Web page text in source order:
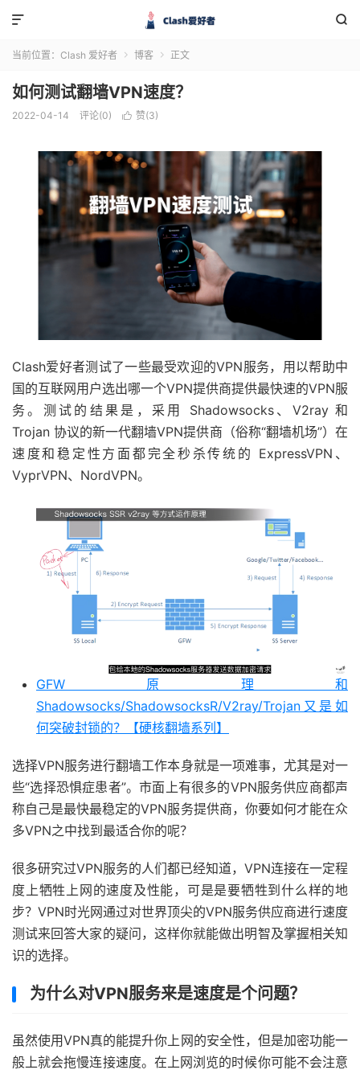


当前位置： Clash 爱好者  博客  正文
如何测试翻墙VPN速度？
2022-04-14 评论(0)  赞(3)
Clash爱好者测试了一些最受欢迎的VPN服务，用以帮助中
国的互联网用户选出哪一个VPN提供商提供最快速的VPN服
务。测试的结果是，采用 Shadowsocks、V2ray 和
Trojan 协议的新一代翻墙VPN提供商（俗称“翻墙机场”）在
速度和稳定性方面都完全秒杀传统的 ExpressVPN、
VyprVPN、NordVPN。
GFW原理和
Shadowsocks/ShadowsocksR/V2ray/Trojan又是如
何突破封锁的？【硬核翻墙系列】
选择VPN服务进行翻墙工作本身就是一项难事，尤其是对一
些“选择恐惧症患者”。市面上有很多的VPN服务供应商都声
称自己是最快最稳定的VPN服务提供商，你要如何才能在众
多VPN之中找到最适合你的呢？
很多研究过VPN服务的人们都已经知道，VPN连接在一定程
度上牺牲上网的速度及性能，可是是要牺牲到什么样的地
步？VPN时光网通过对世界顶尖的VPN服务供应商进行速度
测试来回答大家的疑问，这样你就能做出明智及掌握相关知
识的选择。
为什么对VPN服务来是速度是个问题？
虽然使用VPN真的能提升你上网的安全性，但是加密功能一
般上就会拖慢连接速度。在上网浏览的时候你可能不会注意